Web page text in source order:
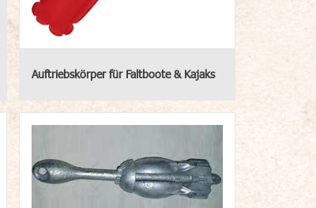
Auftriebskörper für Faltboote & Kajaks